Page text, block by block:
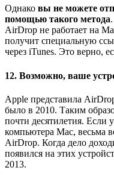
Однако вы не можете
помощью такого метода
AirDrop не работает на
получит специальную
через iTunes. Это верно,
12. Возможно, ваше
Apple представила
было в 2010. Таким
почти десятилетия. Если
компьютера Mac, весьма
AirDrop. Когда дело
появился на этих
2013.